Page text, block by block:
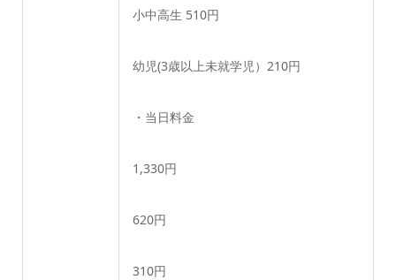
小中高生 510円
幼児(3歳以上未就学児）210円
・当日料金
1,330円
620円
310円